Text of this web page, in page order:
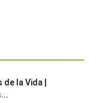
la Vida |